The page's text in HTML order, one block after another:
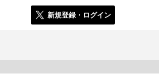
新規登録・ログイン